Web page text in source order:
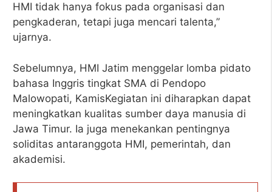
HMI tidak hanya fokus pada organisasi dan
pengkaderan, tetapi juga mencari talenta,”
ujarnya.
Sebelumnya, HMI Jatim menggelar lomba pidato
bahasa Inggris tingkat SMA di Pendopo
Malowopati, KamisKegiatan ini diharapkan dapat
meningkatkan kualitas sumber daya manusia di
Jawa Timur. Ia juga menekankan pentingnya
soliditas antaranggota HMI, pemerintah, dan
akademisi.